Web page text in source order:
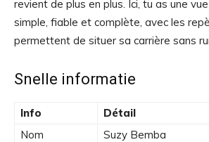
revient de plus en plus. Ici, tu as une vue
simple, fiable et complète, avec les
permettent de situer sa carrière sans
Snelle informatie
Info
Détail
Nom
Suzy Bemba